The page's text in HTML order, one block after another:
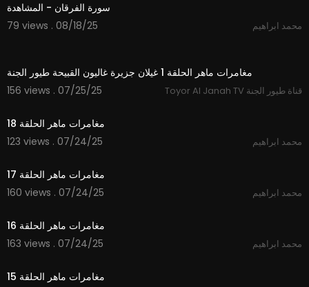
سورة الفرقان - المشاهدة
79 views . 08/18/25
محمد ابراهيم
مغامرات ماهر الحلقة 1 غيلان جزيرة غاليون القبيحة طيور الجنة
156 views . 07/25/25
Toyor Al Janah TV قناة طيور الجنة
مغامرات ماهر الحلقة 18
123 views . 07/24/25
محمد ابراهيم
مغامرات ماهر الحلقة 17
160 views . 07/24/25
محمد ابراهيم
مغامرات ماهر الحلقة 16
163 views . 07/24/25
محمد ابراهيم
مغامرات ماهر الحلقة 15